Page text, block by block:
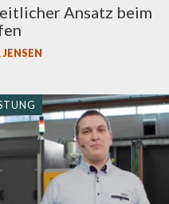
Ansatz beim
JENSEN